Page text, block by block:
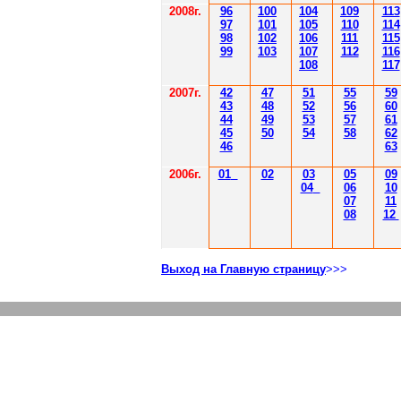
2008г.
96
97
98
99
100
101
102
103
104
105
106
107
108
109
110
111
112
113
114
115
116
117
2007г.
42
43
44
45
46
47
48
49
50
51
52
53
54
55
56
57
58
59
60
61
62
63
2006г. 01 02
03
04
05
06
07
08
09
10
11
12
Выход на Главную страницу>>>